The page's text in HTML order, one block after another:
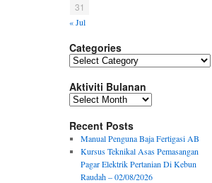
31
« Jul
Categories
Categories
Aktiviti Bulanan
Aktiviti
Recent Posts
Manual Penguna Baja Fertigasi AB
Kursus Teknikal Asas Pemasangan
Pagar Elektrik Pertanian Di Kebun
Raudah – 02/08/2026